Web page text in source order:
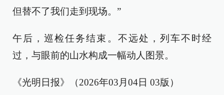
但替不了我们走到现场。”
午后，巡检任务结束。不远处，列车不时经
过，与眼前的山水构成一幅动人图景。
《光明日报》（2026年03月04日 03版）